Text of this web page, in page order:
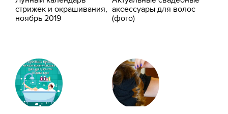
стрижек и окрашивания,
ноябрь 2019
аксессуары для волос
(фото)